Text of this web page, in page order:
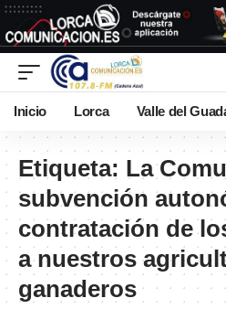
Inicio Lorca Valle del
Etiqueta: La
subvención
contratación de
a nuestros
ganaderos